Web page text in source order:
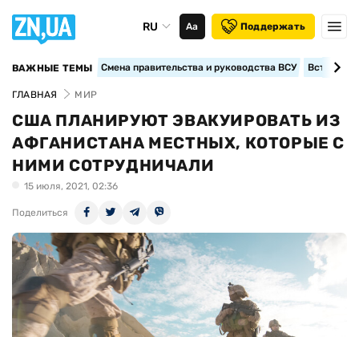
RU Аа Поддержать
ВАЖНЫЕ ТЕМЫ Смена правительства и руководства ВСУ
ГЛАВНАЯ МИР
США ПЛАНИРУЮТ ЭВАКУИРОВАТЬ ИЗ
АФГАНИСТАНА МЕСТНЫХ, КОТОРЫЕ С
НИМИ СОТРУДНИЧАЛИ
15 июля, 2021, 02:36
Поделиться